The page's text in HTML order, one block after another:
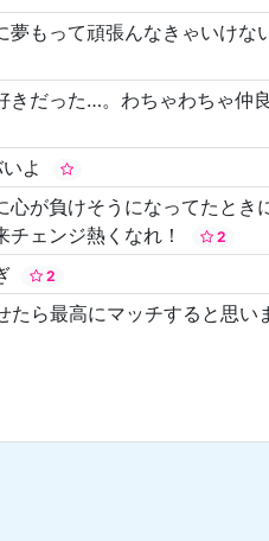
もって頑張んなきゃいけな
きだった…。わちゃわちゃ仲
よ
が負けそうになってたとき
ェンジ熱くなれ！
2
2
ら最高にマッチすると思い